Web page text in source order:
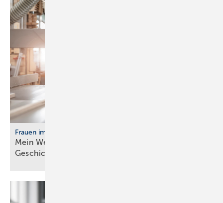
Frauen im Handwerk
Mein Weg ins Handwerk: Vier Frau­en er­zäh­len ihre
Ge­schich­te